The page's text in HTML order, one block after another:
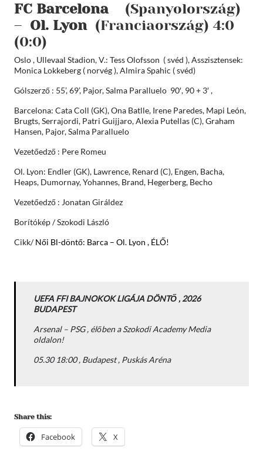
FC Barcelona(Spanyolország)
– Ol. Lyon(Franciaország) 4:0
(0:0)
Oslo , Ullevaal Stadion, V.: Tess Olofsson ( svéd ), Asszisztensek:
Monica Lokkeberg ( norvég ), Almira Spahic ( svéd)
Gólszerző : 55’, 69’, Pajor, Salma Paralluelo 90′, 90 + 3′ ,
Barcelona: Cata Coll (GK), Ona Batlle, Irene Paredes, Mapi León,
Brugts, Serrajordi, Patri Guijjaro, Alexia Putellas (C), Graham
Hansen, Pajor, Salma Paralluelo
Vezetőedző : Pere Romeu
Ol. Lyon: Endler (GK), Lawrence, Renard (C), Engen, Bacha,
Heaps, Dumornay, Yohannes, Brand, Hegerberg, Becho
Vezetőedző : Jonatan Giráldez
Borítókép / Szokodi László
Cikk/Női Bl-döntő: Barca – Ol. Lyon , ÉLŐ!
UEFA FFI BAJNOKOK LIGÁJA DÖNTŐ , 2026
BUDAPEST
Arsenal – PSG , élőben a Szokodi Academy Media
oldalon!
05.30 18:00 , Budapest , Puskás Aréna
Share this:
Facebook X